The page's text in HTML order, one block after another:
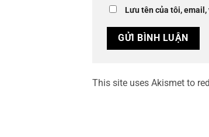
Lưu tên của tôi,
This site uses Akismet to